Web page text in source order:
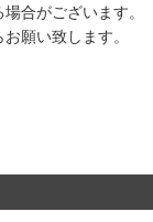
合がございます。
願い致します。